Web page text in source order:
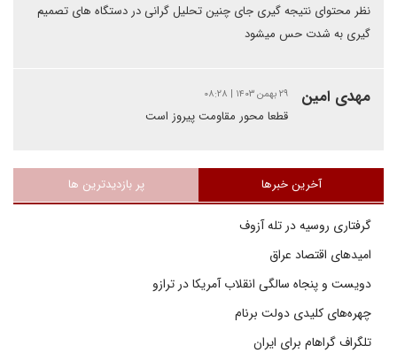
نظر محتوای نتیجه گیری جای چنین تحلیل گرانی در دستگاه های تصمیم
گیری به شدت حس میشود
مهدی امین ۲۹ بهمن ۱۴۰۳ | ۰۸:۲۸
قطعا محور مقاومت پیروز است
آخرین خبرها پر بازدیدترین ها
گرفتاری روسیه در تله آزوف
امیدهای اقتصاد عراق
دویست و پنجاه سالگی انقلاب آمریکا در ترازو
چهره‌های کلیدی دولت برنام
تلگراف گراهام برای ایران